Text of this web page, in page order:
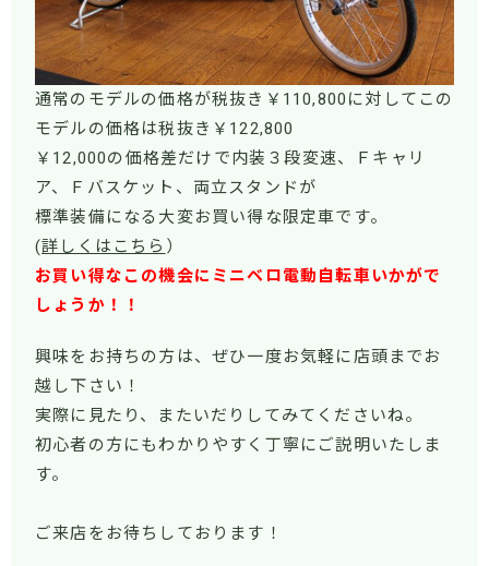
通常のモデルの価格が税抜き￥110,800に対してこの
モデルの価格は税抜き￥122,800
￥12,000の価格差だけで内装３段変速、Ｆキャリ
ア、Ｆバスケット、両立スタンドが
標準装備になる大変お買い得な限定車です。
(詳しくはこちら ）
お買い得なこの機会にミニベロ電動自転車いかがで
しょうか！！
興味をお持ちの方は、ぜひ一度お気軽に店頭までお
越し下さい！
実際に見たり、またいだりしてみてくださいね。
初心者の方にもわかりやすく丁寧にご説明いたしま
す。
ご来店をお待ちしております！